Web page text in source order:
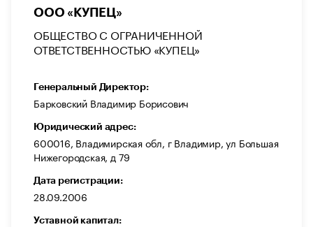
ООО «КУПЕЦ»
ОБЩЕСТВО С ОГРАНИЧЕННОЙ
ОТВЕТСТВЕННОСТЬЮ «КУПЕЦ»
Генеральный Директор:
Барковский Владимир Борисович
Юридический адрес:
600016, Владимирская обл, г Владимир, ул Большая
Нижегородская, д 79
Дата регистрации:
28.09.2006
Уставной капитал: